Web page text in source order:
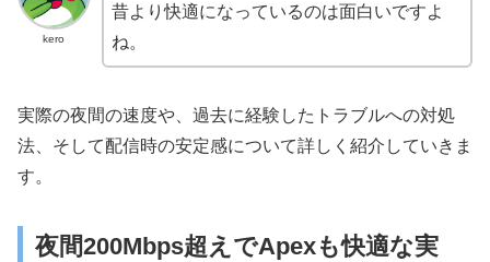
kero
昔より快適になっているのは面白いですよ
ね。
実際の夜間の速度や、過去に経験したトラブルへの対処
法、そして配信時の安定感について詳しく紹介していきま
す。
夜間200Mbps超えでApexも快適な実